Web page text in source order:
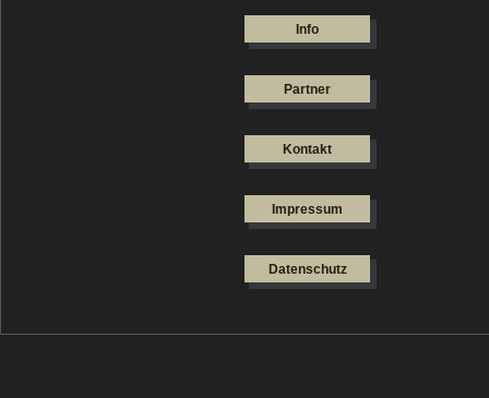
Info
Partner
Kontakt
Impressum
Datenschutz